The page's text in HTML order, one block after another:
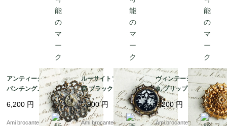
アンティークブローチ
パンチングメタル フラ
6,200 円
Ami brocante
ルーサイトブローチ お
花 ブラック 黒 フラン
ス直送
6,900円
Ami brocante
ヴィンテージブローチ
丸 プリップ ブローチ
２way 丸 ゴールド フ
ランス直送
6,200円
Ami brocante